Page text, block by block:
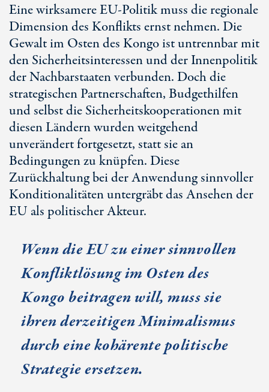
Eine wirksamere EU-Politik muss die regionale
Dimension des Konflikts ernst nehmen. Die
Gewalt im Osten des Kongo ist untrennbar mit
den Sicherheitsinteressen und der Innenpolitik
der Nachbarstaaten verbunden. Doch die
strategischen Partnerschaften, Budgethilfen
und selbst die Sicherheitskooperationen mit
diesen Ländern wurden weitgehend
unverändert fortgesetzt, statt sie an
Bedingungen zu knüpfen. Diese
Zurückhaltung bei der Anwendung sinnvoller
Konditionalitäten untergräbt das Ansehen der
EU als politischer Akteur.
Wenn die EU zu einer sinnvollen
Konfliktlösung im Osten des
Kongo beitragen will, muss sie
ihren derzeitigen Minimalismus
durch eine kohärente politische
Strategie ersetzen.